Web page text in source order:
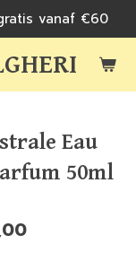
vanaf €60
Eau
50ml